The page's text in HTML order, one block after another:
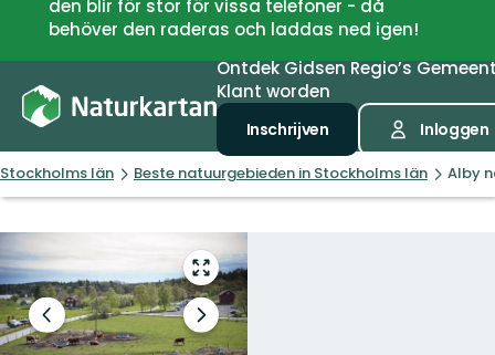
den blir för stor för vissa telefoner - då
behöver den raderas och laddas ned igen!
OntdekGidsenRegio’s
Klant worden
Inschrijven Inloggen
Stockholms län Beste natuurgebieden in Stockholms län Alby
Open
volledig
scherm
Vorige
slide
Volgende
slide